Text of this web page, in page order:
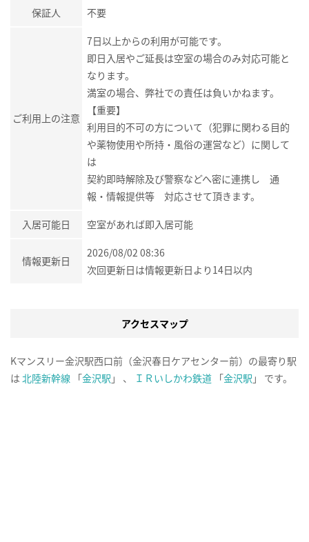
保証人 不要
ご利用上の注意
7日以上からの利用が可能です。
即日入居やご延長は空室の場合のみ対応可能と
なります。
満室の場合、弊社での責任は負いかねます。
【重要】
利用目的不可の方について（犯罪に関わる目的
や薬物使用や所持・風俗の運営など）に関して
は
契約即時解除及び警察などへ密に連携し 通
報・情報提供等 対応させて頂きます。
入居可能日 空室があれば即入居可能
情報更新日
2026/08/02 08:36
次回更新日は情報更新日より14日以内
アクセスマップ
Kマンスリー金沢駅西口前（金沢春日ケアセンター前）の最寄り駅
は 北陸新幹線 「金沢駅 」 、 ＩＲいしかわ鉄道 「金沢駅 」 です。